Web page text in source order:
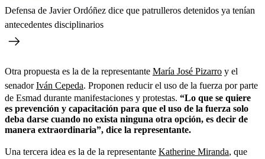
Defensa de Javier Ordóñez dice que patrulleros detenidos ya tenían
antecedentes disciplinarios
Otra propuesta es la de la representante María José Pizarro y el
senadorIván Cepeda. Proponen reducir el uso de la fuerza por parte
de Esmad durante manifestaciones y protestas. “Lo que se quiere
es prevención y capacitación para que el uso de la fuerza solo
deba darse cuando no exista ninguna otra opción, es decir de
manera extraordinaria”, dice la representante.
Una tercera idea es la de la representante Katherine Miranda, que